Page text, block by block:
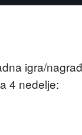
igra/
4 nedelje: